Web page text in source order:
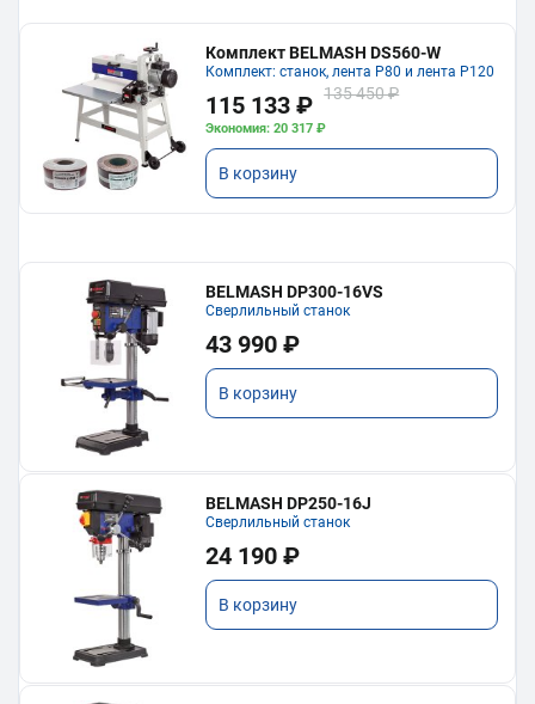
Комплект BELMASH DS560-W
Комплект: станок, лента P80 и лента P120
115 133 ₽ 135 450 ₽
Экономия: 20 317 ₽
В корзину
BELMASH DP300-16VS
Сверлильный станок
43 990 ₽
В корзину
BELMASH DP250-16J
Сверлильный станок
24 190 ₽
В корзину